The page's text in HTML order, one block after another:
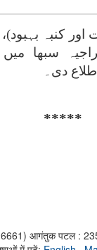
کنبہ
سبھا
دی۔
*****
आगंतुक पटल :